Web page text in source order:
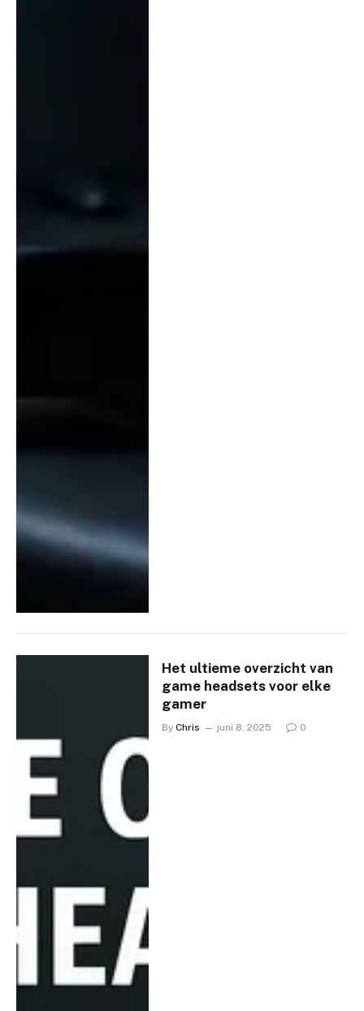
Het ultieme overzicht van
game headsets voor elke
gamer
By Chris juni 8, 2025 0